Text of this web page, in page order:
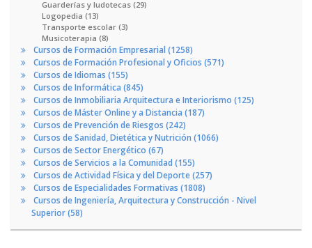
Guarderías y ludotecas (29)
Logopedia (13)
Transporte escolar (3)
Musicoterapia (8)
Cursos de Formación Empresarial (1258)
Cursos de Formación Profesional y Oficios (571)
Cursos de Idiomas (155)
Cursos de Informática (845)
Cursos de Inmobiliaria Arquitectura e Interiorismo (125)
Cursos de Máster Online y a Distancia (187)
Cursos de Prevención de Riesgos (242)
Cursos de Sanidad, Dietética y Nutrición (1066)
Cursos de Sector Energético (67)
Cursos de Servicios a la Comunidad (155)
Cursos de Actividad Física y del Deporte (257)
Cursos de Especialidades Formativas (1808)
Cursos de Ingeniería, Arquitectura y Construcción - Nivel
Superior (58)